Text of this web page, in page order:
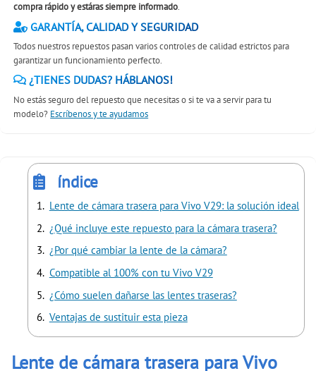
compra rápido y estáras siempre informado.
GARANTÍA, CALIDAD Y SEGURIDAD
Todos nuestros repuestos pasan varios controles de calidad estrictos para
garantizar un funcionamiento perfecto.
¿TIENES DUDAS? HÁBLANOS!
No estás seguro del repuesto que necesitas o si te va a servir para tu
modelo? Escríbenos y te ayudamos
índice
Lente de cámara trasera para Vivo V29: la solución ideal
¿Qué incluye este repuesto para la cámara trasera?
¿Por qué cambiar la lente de la cámara?
Compatible al 100% con tu Vivo V29
¿Cómo suelen dañarse las lentes traseras?
Ventajas de sustituir esta pieza
Lente de cámara trasera para Vivo